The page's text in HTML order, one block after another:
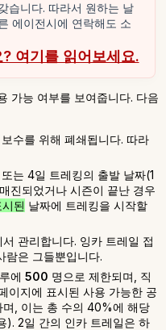
습니다. 따라서 원하는 날
에이전시에 연락해도 소
여기를 읽어보세요.
가능 여부를 보여줍니다. 다음
수를 위해 폐쇄됩니다. 따라
는 4일 트레킹의 출발 날짜(1
진되었거나 시즌이 끝난 경우
된 날짜에 트레킹을 시작할
관리합니다. 잉카 트레일 접
람은 그들뿐입니다.
에 500 명으로 제한되며, 직
이지에 표시된 사용 가능한 공
, 이는 총 수의 40%에 해당
). 2일 간의 인카 트레일은 하